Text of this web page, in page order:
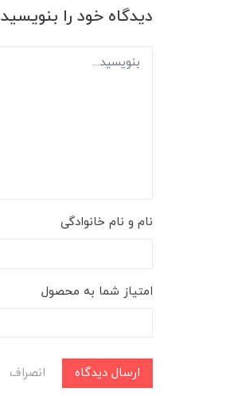
دیدگاه خود را بنویسید
نام و نام خانوادگی
امتیاز شما به محصول
ارسال دیدگاه انصراف